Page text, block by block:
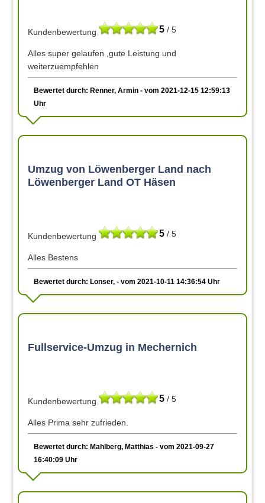
5 / 5
Kundenbewertung
Alles super gelaufen ,gute Leistung und
weiterzuempfehlen
Bewertet durch: Renner, Armin - vom 2021-12-15 12:59:13
Uhr
Umzug von Löwenberger Land nach
Löwenberger Land OT Häsen
5 / 5
Kundenbewertung
Alles Bestens
Bewertet durch: Lonser, - vom 2021-10-11 14:36:54 Uhr
Fullservice-Umzug in Mechernich
5 / 5
Kundenbewertung
Alles Prima sehr zufrieden.
Bewertet durch: Mahlberg, Matthias - vom 2021-09-27
16:40:09 Uhr